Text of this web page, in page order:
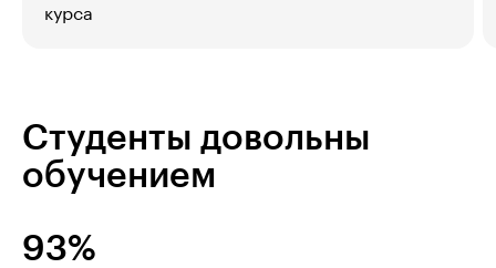
курса
Студенты довольны
обучением
93%